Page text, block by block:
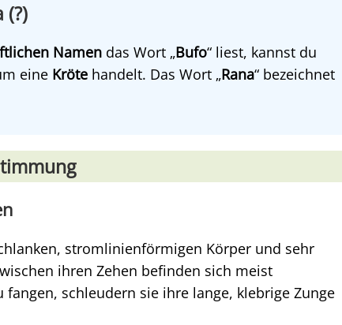
(?)
Namen das Wort „Bufo“ liest, kannst du
eine Kröte handelt. Das Wort „Rana“ bezeichnet
stromlinienförmigen Körper und sehr
ihren Zehen befinden sich meist
fangen, schleudern sie ihre lange, klebrige Zunge